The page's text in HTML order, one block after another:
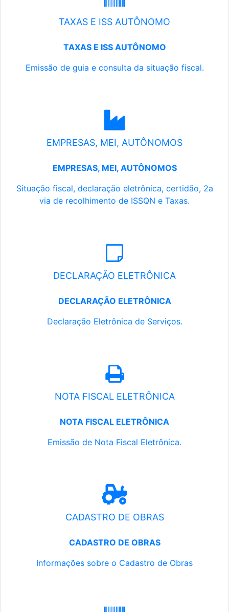
TAXAS E ISS AUTÔNOMO
TAXAS E ISS AUTÔNOMO
Emissão de guia e consulta da situação fiscal.
EMPRESAS, MEI, AUTÔNOMOS
EMPRESAS, MEI, AUTÔNOMOS
Situação fiscal, declaração eletrônica, certidão, 2a
via de recolhimento de ISSQN e Taxas.
DECLARAÇÃO ELETRÔNICA
DECLARAÇÃO ELETRÔNICA
Declaração Eletrônica de Serviços.
NOTA FISCAL ELETRÔNICA
NOTA FISCAL ELETRÔNICA
Emissão de Nota Fiscal Eletrônica.
CADASTRO DE OBRAS
CADASTRO DE OBRAS
Informações sobre o Cadastro de Obras